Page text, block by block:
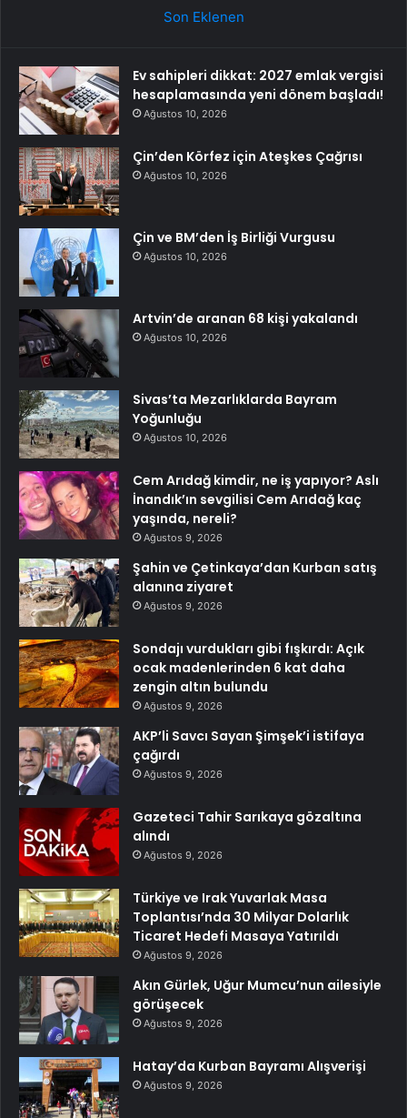
Son Eklenen
Ev sahipleri dikkat: 2027 emlak vergisi
hesaplamasında yeni dönem başladı!
Ağustos 10, 2026
Çin’den Körfez için Ateşkes Çağrısı
Ağustos 10, 2026
Çin ve BM’den İş Birliği Vurgusu
Ağustos 10, 2026
Artvin’de aranan 68 kişi yakalandı
Ağustos 10, 2026
Sivas’ta Mezarlıklarda Bayram
Yoğunluğu
Ağustos 10, 2026
Cem Arıdağ kimdir, ne iş yapıyor? Aslı
İnandık’ın sevgilisi Cem Arıdağ kaç
yaşında, nereli?
Ağustos 9, 2026
Şahin ve Çetinkaya’dan Kurban satış
alanına ziyaret
Ağustos 9, 2026
Sondajı vurdukları gibi fışkırdı: Açık
ocak madenlerinden 6 kat daha
zengin altın bulundu
Ağustos 9, 2026
AKP’li Savcı Sayan Şimşek’i istifaya
çağırdı
Ağustos 9, 2026
Gazeteci Tahir Sarıkaya gözaltına
alındı
Ağustos 9, 2026
Türkiye ve Irak Yuvarlak Masa
Toplantısı’nda 30 Milyar Dolarlık
Ticaret Hedefi Masaya Yatırıldı
Ağustos 9, 2026
Akın Gürlek, Uğur Mumcu’nun ailesiyle
görüşecek
Ağustos 9, 2026
Hatay’da Kurban Bayramı Alışverişi
Ağustos 9, 2026